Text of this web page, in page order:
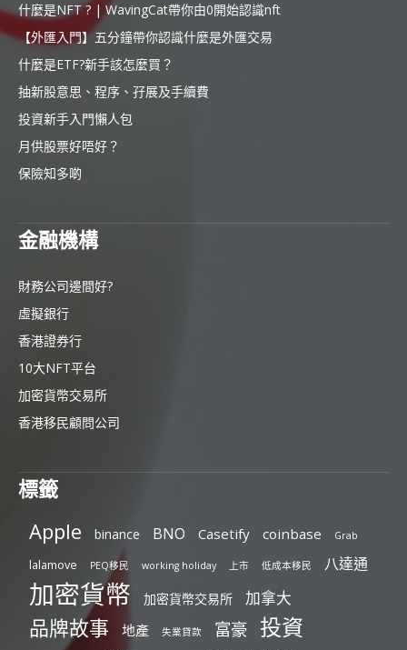
什麼是NFT ? | WavingCat帶你由0開始認識nft
【外匯入門】五分鐘帶你認識什麼是外匯交易
什麼是ETF?新手該怎麼買？
抽新股意思、程序、孖展及手續費
投資新手入門懶人包
月供股票好唔好？
保險知多啲
金融機構
財務公司邊間好?
虛擬銀行
香港證券行
10大NFT平台
加密貨幣交易所
香港移民顧問公司
標籤
Apple binance BNO Casetify coinbase Grab
lalamove PEQ移民 working holiday 上市 低成本移民 八達通
加密貨幣 加密貨幣交易所 加拿大
品牌故事 地產 失業貸款 富豪 投資